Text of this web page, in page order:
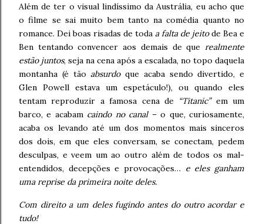
Além de ter o visual lindíssimo da Austrália, eu acho que
o filme se sai muito bem tanto na comédia quanto no
romance. Dei boas risadas de toda a falta de jeitode Bea e
Ben tentando convencer aos demais de que realmente
estão juntos, seja na cena após a escalada, no topo daquela
montanha (é tãoabsurdoque acaba sendo divertido, e
Glen Powell estava um espetáculo!), ou quando eles
tentam reproduzir a famosa cena de “Titanic”em um
barco, e acabam caindo no canal– o que, curiosamente,
acaba os levando até um dos momentos mais sinceros
dos dois, em que eles conversam, se conectam, pedem
desculpas, e veem um ao outro além de todos os mal-
entendidos, decepções e provocações… e eles ganham
uma reprise da primeira noite deles.
Com direito a um deles fugindo antes do outro acordar e
tudo!